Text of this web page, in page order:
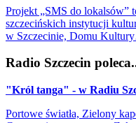
Projekt „SMS do lokalsów”
szczecińskich instytucji
w Szczecinie, Domu
Radio Szczecin
"Król tanga" - w Radiu
Portowe światła, Zielony